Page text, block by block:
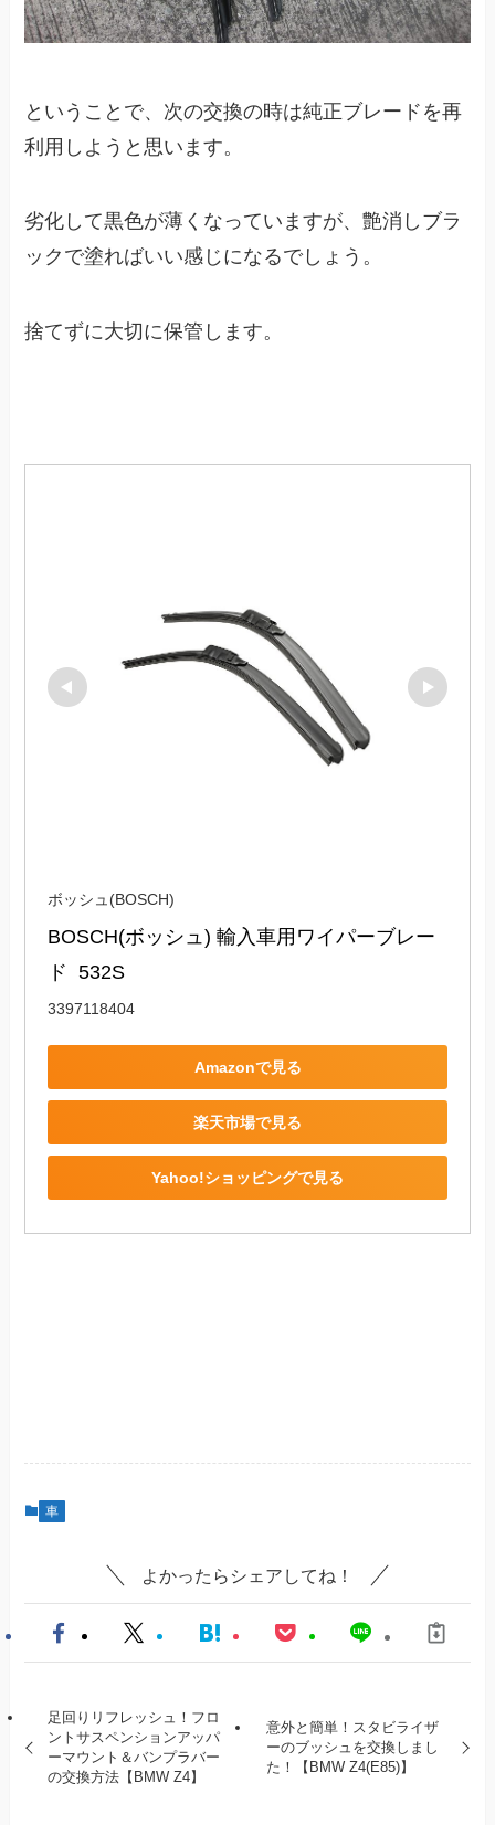
ということで、次の交換の時は純正ブレードを再
利用しようと思います。
劣化して黒色が薄くなっていますが、艶消しブラ
ックで塗ればいい感じになるでしょう。
捨てずに大切に保管します。
ボッシュ(BOSCH)
BOSCH(ボッシュ) 輸入車用ワイパーブレー
ド  532S
3397118404
Amazonで見る
楽天市場で見る
Yahoo!ショッピングで見る
車
よかったらシェアしてね！
足回りリフレッシュ！フロ
ントサスペンションアッパ
ーマウント＆バンプラバー
の交換方法【BMW Z4】
意外と簡単！スタビライザ
ーのブッシュを交換しまし
た！【BMW Z4(E85)】